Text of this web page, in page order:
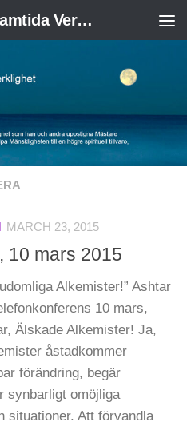
Välkomna till en Ny Framtida Verklighet
MARCH 23, 2015
10 mars 2015
Alkemister!” Ashtar
10 mars,
Älskade Alkemister! Ja,
åstadkommer
förändring, begär
synbarligt omöjliga
situationer. Att förvandla